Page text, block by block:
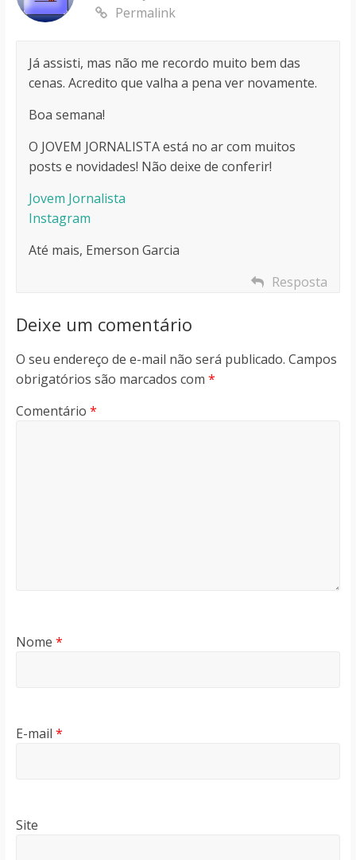
Permalink
Já assisti, mas não me recordo muito bem das
cenas. Acredito que valha a pena ver novamente.
Boa semana!
O JOVEM JORNALISTA está no ar com muitos
posts e novidades! Não deixe de conferir!
Jovem Jornalista
Instagram
Até mais, Emerson Garcia
Resposta
Deixe um comentário
O seu endereço de e-mail não será publicado. Campos
obrigatórios são marcados com *
Comentário *
Nome *
E-mail *
Site